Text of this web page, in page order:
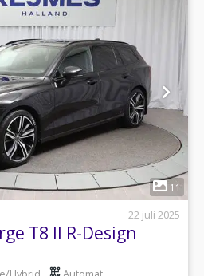
1
11
22 juli 2025
T8 II R-Design